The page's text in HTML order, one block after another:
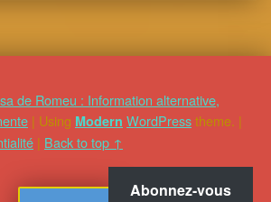
de Romeu : Information alternative,
| Using Modern WordPresstheme. |
| Back to top ↑
Abonnez-vous